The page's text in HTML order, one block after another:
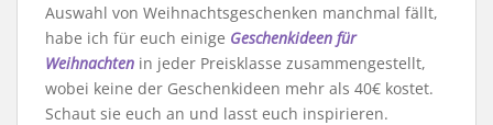
Auswahl von Weihnachtsgeschenken manchmal fällt,
habe ich für euch einige Geschenkideen für
Weihnachten in jeder Preisklasse zusammengestellt,
wobei keine der Geschenkideen mehr als 40€ kostet.
Schaut sie euch an und lasst euch inspirieren.